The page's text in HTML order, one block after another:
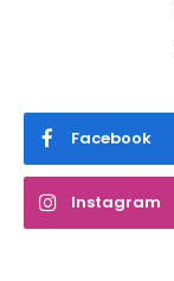
Facebook
Instagram